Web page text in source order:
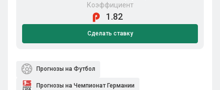
Коэффициент
1.82
Сделать ставку
Прогнозы на Футбол
Прогнозы на Чемпионат Германии